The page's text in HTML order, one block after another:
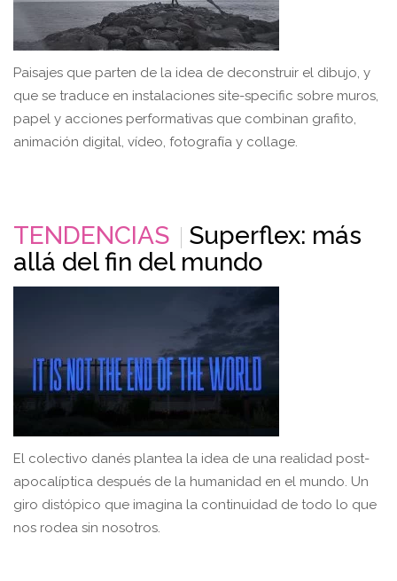
Paisajes que parten de la idea de deconstruir el dibujo, y
que se traduce en instalaciones site-specific sobre muros,
papel y acciones performativas que combinan grafito,
animación digital, vídeo, fotografía y collage.
TENDENCIAS
Superflex: más
allá del fin del mundo
El colectivo danés plantea la idea de una realidad post-
apocalíptica después de la humanidad en el mundo. Un
giro distópico que imagina la continuidad de todo lo que
nos rodea sin nosotros.